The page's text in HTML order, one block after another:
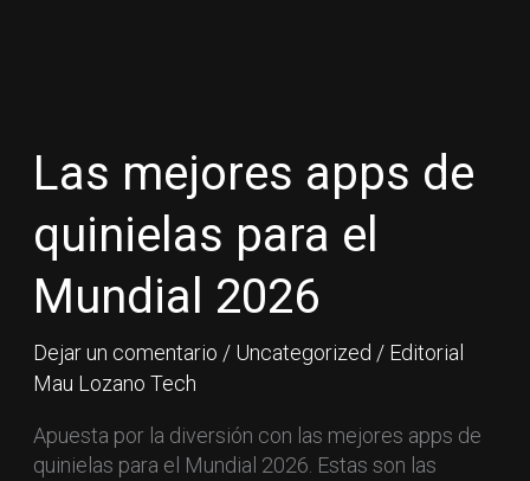
Las mejores apps de
quinielas para el
Mundial 2026
Dejar un comentario / Uncategorized / Editorial
Mau Lozano Tech
Apuesta por la diversión con las mejores apps de
quinielas para el Mundial 2026. Estas son las
apps
de
quinielas
para
el
Mundial